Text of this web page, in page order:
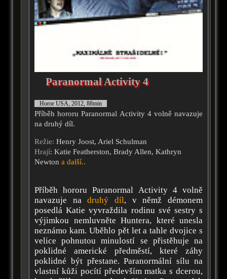
Paranormal Activity 4
Horor USA, 2012, 88min
Příběh hororu Paranormal Activity 4 volně navazuje
na druhý díl.
Režie: Henry Joost, Ariel Schulman
Hrají: Katie Featherston, Brady Allen, Kathryn
Newton a další..
Příběh hororu Paranormal Activity 4 volně
navazuje nadruhý díl, v němž démonem
posedlá Katie vyvraždila rodinu své sestry s
výjimkou nemluvněte Huntera, které unesla
neznámo kam. Uběhlo pět let a tahle dvojice s
velice pohnutou minulostí se přistěhuje na
poklidné americké předměstí, které záhy
poklidné být přestane. Paranormální sílu na
vlastní kůži pocítí především matka s dcerou,